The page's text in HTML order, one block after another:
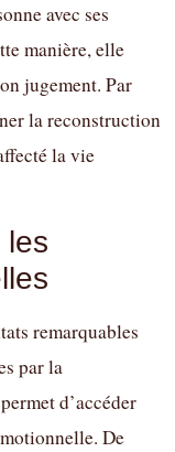
avec ses
manière, elle
jugement. Par
la reconstruction
la vie
les
remarquables
par la
d’accéder
De